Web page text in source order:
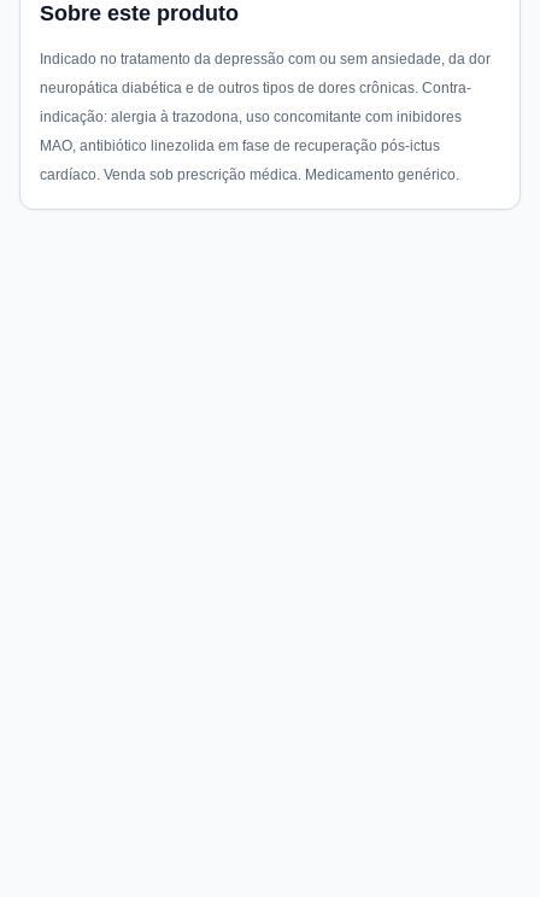
Sobre este produto
Indicado no tratamento da depressão com ou sem ansiedade, da dor
neuropática diabética e de outros tipos de dores crônicas. Contra-
indicação: alergia à trazodona, uso concomitante com inibidores
MAO, antibiótico linezolida em fase de recuperação pós-ictus
cardíaco. Venda sob prescrição médica. Medicamento genérico.